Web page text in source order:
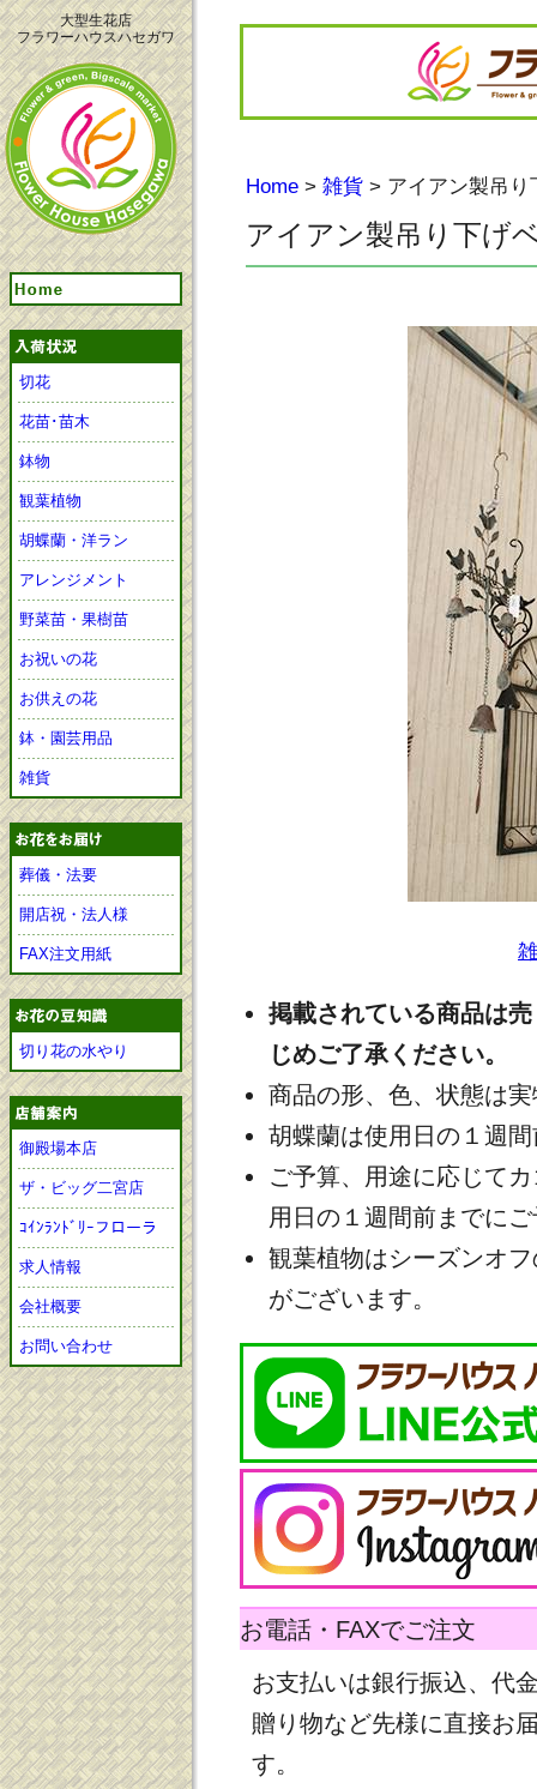
大型生花店
フラワーハウスハセガワ
切花
花苗･苗木
鉢物
観葉植物
胡蝶蘭・洋ラン
アレンジメント
野菜苗・果樹苗
お祝いの花
お供えの花
鉢・園芸用品
雑貨
葬儀・法要
開店祝・法人様
FAX注文用紙
切り花の水やり
御殿場本店
ザ・ビッグ二宮店
ｺｲﾝﾗﾝﾄﾞﾘｰフローラ
求人情報
会社概要
お問い合わせ
Home > 雑貨 > アイアン製吊り
アイアン製吊り下げ
掲載されている商品は
じめご了承ください。
商品の形、色、状態は
胡蝶蘭は使用日の１週
ご予算、用途に応じて
用日の１週間前までに
観葉植物はシーズンオ
がございます。
お電話・FAXでご注文
お支払いは銀行振込、代
贈り物など先様に直接お
す。